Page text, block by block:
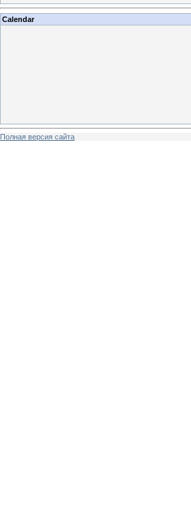
Calendar
Полная версия сайта